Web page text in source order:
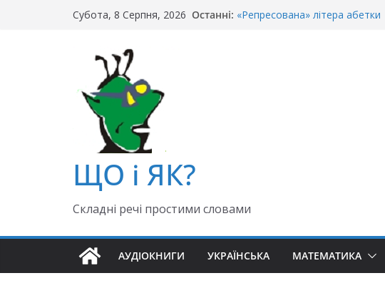
Субота, 8 Серпня, 2026 Останні: «Репресована» літера абетки
ЩО і ЯК?
Складні речі простими словами
АУДІОКНИГИ УКРАЇНСЬКА МАТЕМАТИКА